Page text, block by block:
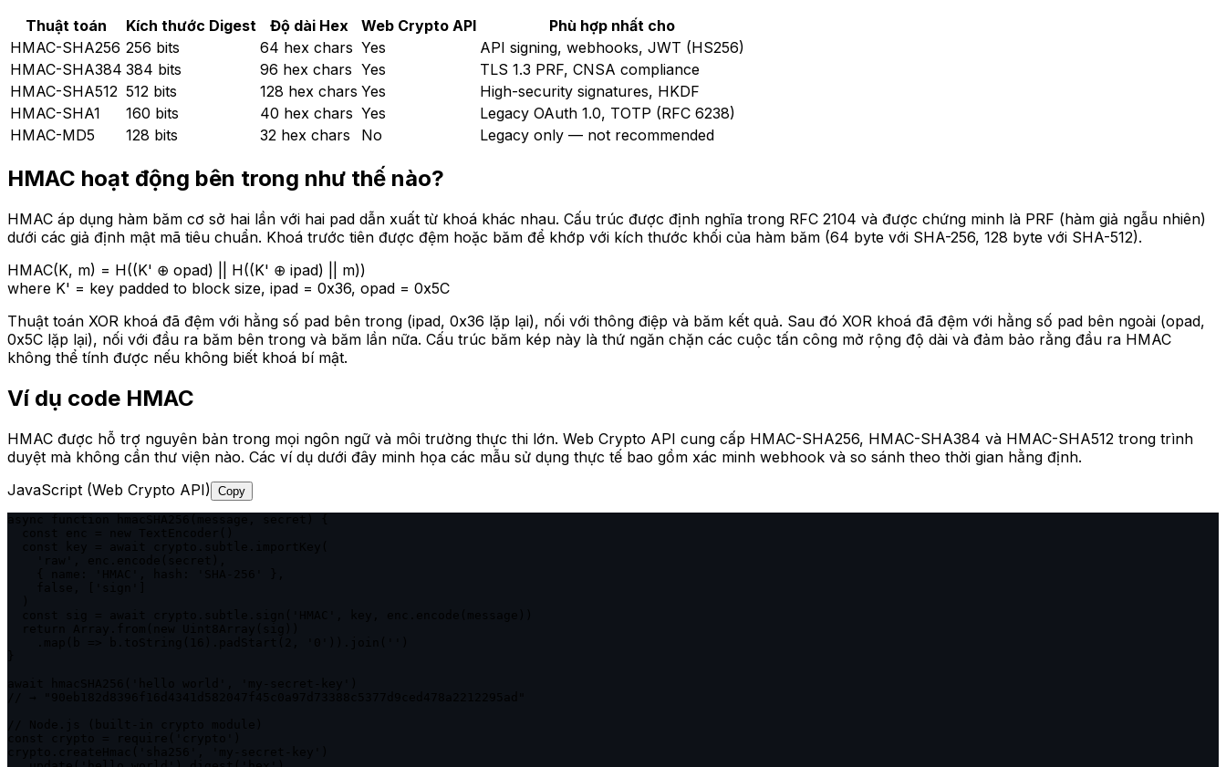
Thuật toán
Kích thước Digest Độ dài Hex Web Crypto API
Phù hợp nhất cho
HMAC-SHA256 256 bits 64 hex chars Yes
API signing, webhooks, JWT (HS256)
HMAC-SHA384 384 bits 96 hex chars Yes
TLS 1.3 PRF, CNSA compliance
HMAC-SHA512 512 bits 128 hex chars Yes
High-security signatures, HKDF
HMAC-SHA1
160 bits 40 hex chars Yes
Legacy OAuth 1.0, TOTP (RFC 6238)
HMAC-MD5
128 bits 32 hex chars No Legacy only — not recommended
HMAC hoạt động bên trong như thế nào?
HMAC áp dụng hàm băm cơ sở hai lần với hai pad dẫn xuất từ khoá khác nhau. Cấu trúc được định nghĩa trong RFC 2104 và được chứng minh là PRF (hàm giả ngẫu nhiên)
dưới các giả định mật mã tiêu chuẩn. Khoá trước tiên được đệm hoặc băm để khớp với kích thước khối của hàm băm (64 byte với SHA-256, 128 byte với SHA-512).
HMAC(K, m) = H((K' ⊕ opad) || H((K' ⊕ ipad) || m))
where K' = key padded to block size, ipad = 0x36, opad = 0x5C
Thuật toán XOR khoá đã đệm với hằng số pad bên trong (ipad, 0x36 lặp lại), nối với thông điệp và băm kết quả. Sau đó XOR khoá đã đệm với hằng số pad bên ngoài (opad,
0x5C lặp lại), nối với đầu ra băm bên trong và băm lần nữa. Cấu trúc băm kép này là thứ ngăn chặn các cuộc tấn công mở rộng độ dài và đảm bảo rằng đầu ra HMAC
không thể tính được nếu không biết khoá bí mật.
Ví dụ code HMAC
HMAC được hỗ trợ nguyên bản trong mọi ngôn ngữ và môi trường thực thi lớn. Web Crypto API cung cấp HMAC-SHA256, HMAC-SHA384 và HMAC-SHA512 trong trình
duyệt mà không cần thư viện nào. Các ví dụ dưới đây minh họa các mẫu sử dụng thực tế bao gồm xác minh webhook và so sánh theo thời gian hằng định.
JavaScript (Web Crypto API) Copy